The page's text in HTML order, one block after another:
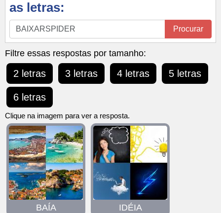
as letras:
Pesquise
por
letras
e
digite
todas
as
letras:
Procurar
Filtre essas respostas por tamanho:
2 letras 3 letras 4 letras 5 letras
6 letras
Clique na imagem para ver a resposta.
BAÍA IDÉIA